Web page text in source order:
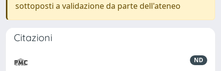
sottoposti a validazione da parte dell'ateneo
Citazioni
ND